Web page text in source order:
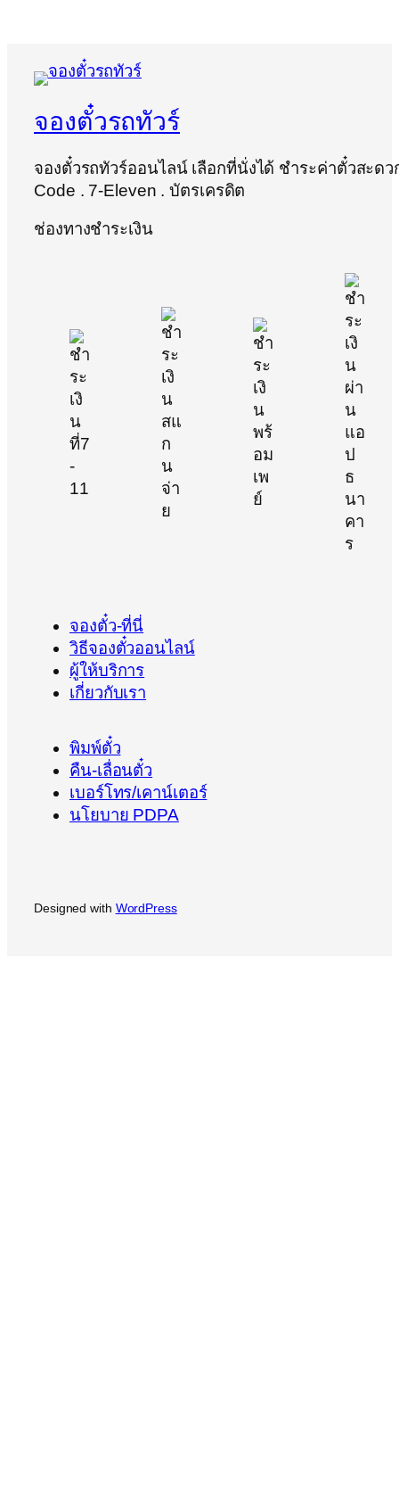
จองตั๋วรถทัวร์
จองตั๋วรถทัวร์ออนไลน์ เลือกที่นั่งได้ ชำระค่าตั๋วสะด
Code . 7-Eleven . บัตรเครดิต
ช่องทางชำระเงิน
จองตั๋ว-ที่นี่
วิธีจองตั๋วออนไลน์
ผู้ให้บริการ
เกี่ยวกับเรา
พิมพ์ตั๋ว
คืน-เลื่อนตั๋ว
เบอร์โทร/เคาน์เตอร์
นโยบาย PDPA
Designed with WordPress